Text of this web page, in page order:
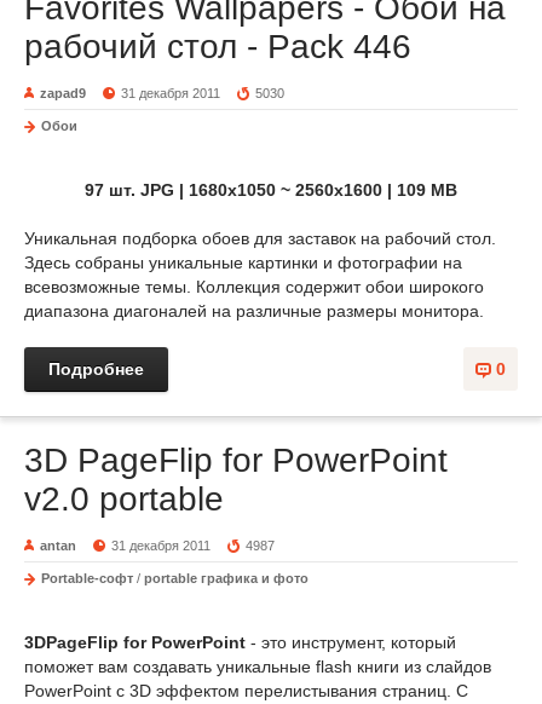
Favorites Wallpapers - Обои на
рабочий стол - Pack 446
zapad9 31 декабря 2011 5030
Обои
97 шт. JPG | 1680x1050 ~ 2560x1600 | 109 MB
Уникальная подборка обоев для заставок на рабочий стол.
Здесь собраны уникальные картинки и фотографии на
всевозможные темы. Коллекция содержит обои широкого
диапазона диагоналей на различные размеры монитора.
0
Подробнее
3D PageFlip for PowerPoint
v2.0 portable
antan 31 декабря 2011 4987
Portable-софт / portable графика и фото
3DPageFlip for PowerPoint - это инструмент, который
поможет вам создавать уникальные flash книги из слайдов
PowerPoint с 3D эффектом перелистывания страниц. С